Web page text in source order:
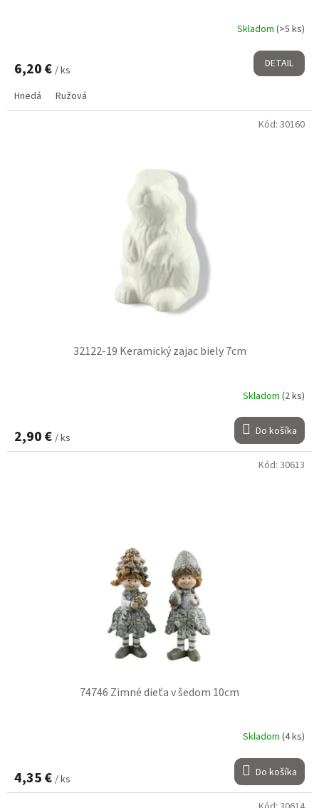
Skladom (>5 ks)
6,20 € / ks DETAIL
Hnedá Ružová
32122-19 Keramický zajac biely 7cm
Skladom (2 ks)
2,90 € / ks Do košíka
Kód: 30160
74746 Zimné dieťa v šedom 10cm
Skladom (4 ks)
4,35 € / ks Do košíka
Kód: 30613